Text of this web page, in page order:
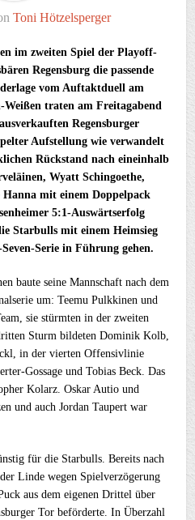
Toni Hötzelsperger
im zweiten Spiel der Playoff-
Regensburg die passende
vom Auftaktduell am
Weißen traten am Freitagabend
Regensburger
Aufstellung wie verwandelt
Rückstand nach eineinhalb
Wyatt Schingoethe,
mit einem Doppelpack
5:1-Auswärtserfolg
Starbulls mit einem Heimsieg
Serie in Führung gehen.
baute seine Mannschaft nach dem
um: Teemu Pulkkinen und
sie stürmten in der zweiten
Sturm bildeten Dominik Kolb,
in der vierten Offensivlinie
Gossage und Tobias Beck. Das
Kolarz. Oskar Autio und
und auch Jordan Taupert war
für die Starbulls. Bereits nach
Linde wegen Spielverzögerung
aus dem eigenen Drittel über
Tor beförderte. In Überzahl